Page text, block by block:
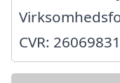
CVR: 26069831